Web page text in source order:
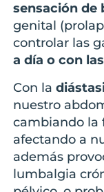
sensación de
genital
controlar las
a día o con
Con la
nuestro
cambiando la
afectando a
además
lumbalgia